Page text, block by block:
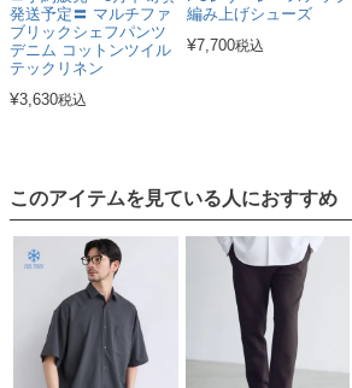
発送予定〓 マルチファ
ブリックシェフパンツ
デニム コットンツイル
テックリネン
¥3,630税込
編み上げシューズ
¥7,700税込
このアイテムを見ている人におすすめ